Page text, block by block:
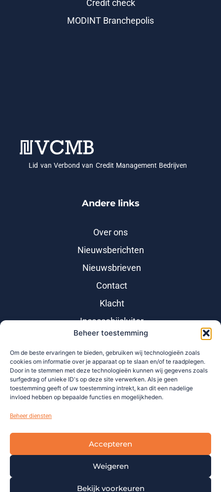
Beheer toestemming
Om de beste ervaringen te bieden, gebruiken wij technologieën zoals
cookies om informatie over je apparaat op te slaan en/of te raadplegen.
Door in te stemmen met deze technologieën kunnen wij gegevens zoals
surfgedrag of unieke ID's op deze site verwerken. Als je geen
toestemming geeft of uw toestemming intrekt, kan dit een nadelige
invloed hebben op bepaalde functies en mogelijkheden.
Beheer diensten
Accepteren
Weigeren
Bekijk voorkeuren
Credit check
MODINT Branchepolis
Lid van Verbond van Credit Management Bedrijven
Andere links
Over ons
Nieuwsberichten
Nieuwsbrieven
Contact
Klacht
Incassobijsluiter
Copyright © 2021 |Colofon
|Disclaimer|Privacy